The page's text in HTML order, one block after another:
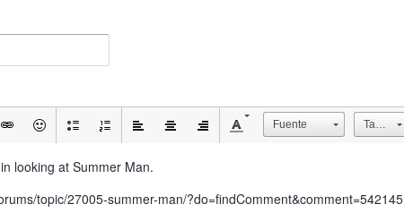
Fuente Tamaño
looking at Summer Man.
topic/27005-summer-man/?do=findComment&comment=542145